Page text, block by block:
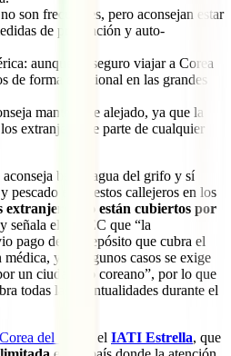
son frecuentes, pero aconsejan estar
de prevención y auto-
aunque es seguro viajar a Corea
de forma estacional en las grandes
mantenerse alejado, ya que la
extranjeros se parte de cualquier
aconseja beber agua del grifo y sí
pescado en puestos callejeros en los
extranjeros no están cubiertos por
y señala el MAEC que “la
pago de un depósito que cubra el
y en algunos casos se exige
un ciudadano coreano”, por lo que
todas las eventualidades durante el
del Sur es el IATI Estrella, que